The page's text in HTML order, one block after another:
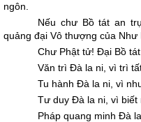
ngôn.
Nếu chư Bồ tát an
quảng đại Vô thượng của Như
Chư Phật tử! Ðại Bồ
Văn trì Đà la ni, vì trì
Tu hành Đà la ni, vì
Tư duy Đà la ni, vì biết
Pháp quang minh Đà